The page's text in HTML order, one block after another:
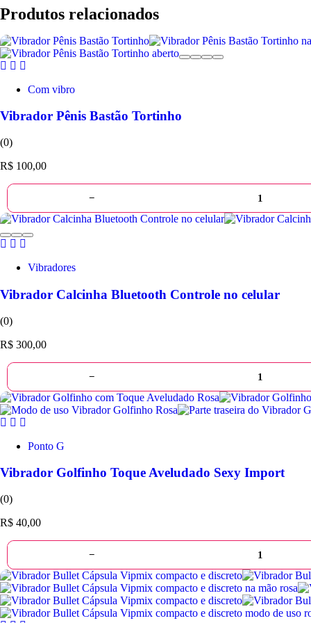
Produtos relacionados
Com vibro
Vibrador Pênis Bastão Tortinho
(0)
R$ 100,00
−
Vibradores
Vibrador Calcinha Bluetooth Controle no celular
(0)
R$ 300,00
−
Ponto G
Vibrador Golfinho Toque Aveludado Sexy Import
(0)
R$ 40,00
−